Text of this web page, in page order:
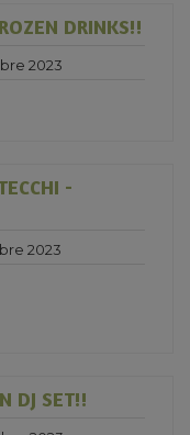
DRINKS!!
2023
-
2023
DJ SET!!